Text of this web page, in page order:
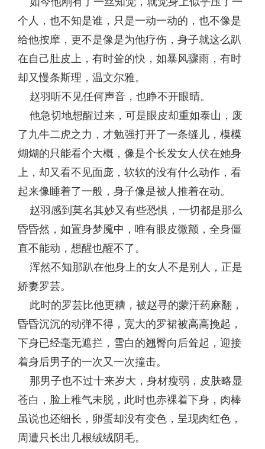
个人，也不知是谁，只是一动一动的，也不像是
给他按摩，更不是像是为他疗伤，身子就这么趴
在自己肚皮上，有时耸的快，如暴风骤雨，有时
却又慢条斯理，温文尔雅。
赵羽听不见任何声音，也睁不开眼睛。
他急切地想醒过来，可是眼皮却重如泰山，废
了九牛二虎之力，才勉强打开了一条缝儿，模模
煳煳的只能看个大概，像是个长发女人伏在她身
上，却又看不见面庞，软软的没有什么动作，看
起来像睡着了一般，身子像是被人推着在动。
赵羽感到莫名其妙又有些恐惧，一切都是那么
昏昏然，如置身梦魇中，唯有眼皮微颤，全身僵
直不能动，想醒也醒不了。
浑然不知那趴在他身上的女人不是别人，正是
娇妻罗芸。
此时的罗芸比他更糟，被赵寻的蒙汗药麻翻，
昏昏沉沉的动弹不得，宽大的罗裙被高高挽起，
下身已经毫无遮拦，雪白的翘臀向后耸起，迎接
着身后男子的一次又一次撞击。
那男子也不过十来岁大，身材瘦弱，皮肤略显
苍白，脸上稚气未脱，此时也赤裸着下身，肉棒
虽说也还细长，卵蛋却没有变色，呈现肉红色，
周遭只长出几根绒绒阴毛。